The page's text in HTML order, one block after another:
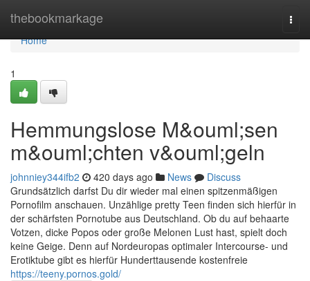
thebookmarkage
Home
Home
1
Hemmungslose M&ouml;sen
m&ouml;chten v&ouml;geln
johnniey344ifb2 420 days ago News
Discuss
Grundsätzlich darfst Du dir wieder mal einen spitzenmäßigen
Pornofilm anschauen. Unzählige pretty Teen finden sich hierfür in
der schärfsten Pornotube aus Deutschland. Ob du auf behaarte
Votzen, dicke Popos oder große Melonen Lust hast, spielt doch
keine Geige. Denn auf Nordeuropas optimaler Intercourse- und
Erotiktube gibt es hierfür Hunderttausende kostenfreie
https://teeny.pornos.gold/